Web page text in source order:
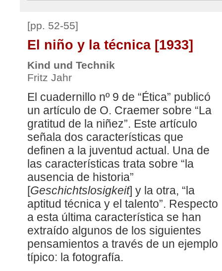
[pp. 52-55]
El niño y la técnica [1933]
Kind und Technik
Fritz Jahr
El cuadernillo nº 9 de “Ética” publicó
un artículo de O. Craemer sobre “La
gratitud de la niñez”. Este artículo
señala dos características que
definen a la juventud actual. Una de
las características trata sobre “la
ausencia de historia”
[Geschichtslosigkeit] y la otra, “la
aptitud técnica y el talento”. Respecto
a esta última característica se han
extraído algunos de los siguientes
pensamientos a través de un ejemplo
típico: la fotografía.